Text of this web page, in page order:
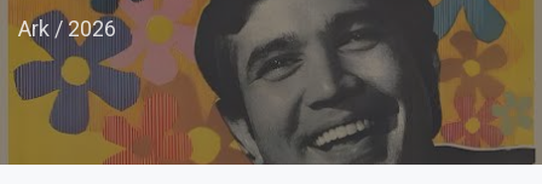
Ark /2026